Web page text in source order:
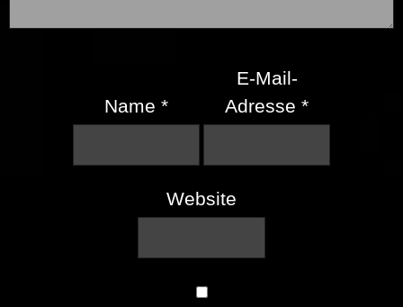
Name *
E-Mail-
Adresse*
Website